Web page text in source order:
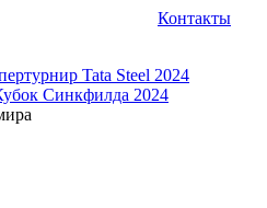
Контакты
Tata Steel 2024
Синкфилда 2024